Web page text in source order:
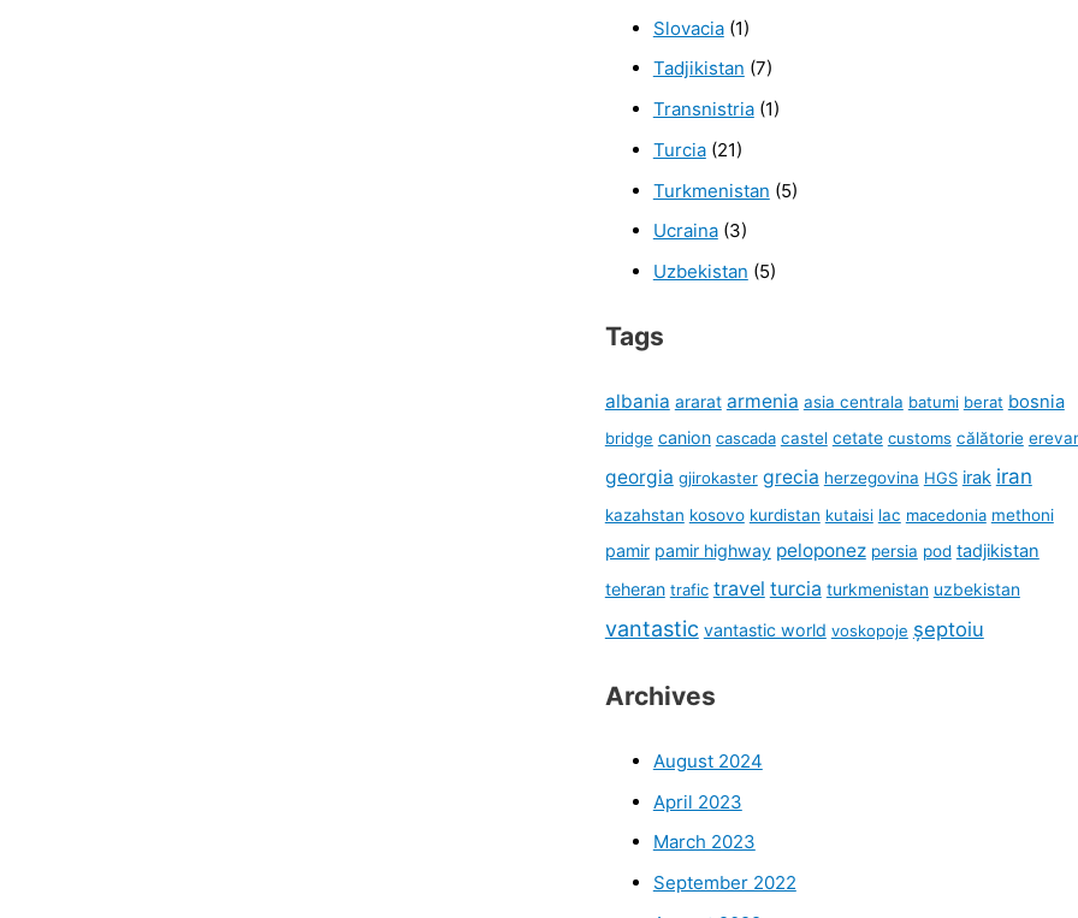
Slovacia(1)
Tadjikistan (7)
Transnistria(1)
Turcia(21)
Turkmenistan (5)
Ucraina(3)
Uzbekistan (5)
Tags
albania ararat armenia asia centrala batumi berat bosnia
bridge canion cascada castel cetate customs călătorie
georgia gjirokaster grecia herzegovina HGS irak iran
kazahstan kosovo kurdistan kutaisi lac macedonia methoni
pamir pamir highway peloponez persia pod tadjikistan
teheran trafic travel turcia turkmenistan uzbekistan
vantastic vantastic world voskopoje șeptoiu
Archives
August 2024
April 2023
March 2023
September 2022